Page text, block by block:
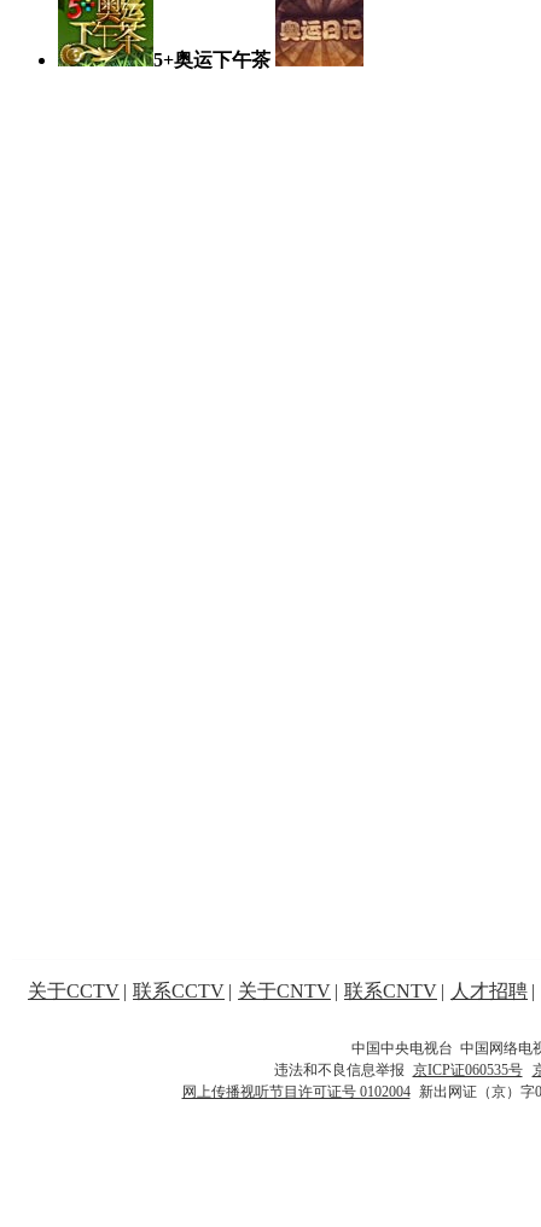
5+奥运下午茶
关于CCTV | 联系CCTV | 关于CNTV | 联系CNTV | 人才招聘 |
中国中央电视台 中国网络电
违法和不良信息举报 京ICP证060535号
网上传播视听节目许可证号 0102004 新出网证（京）